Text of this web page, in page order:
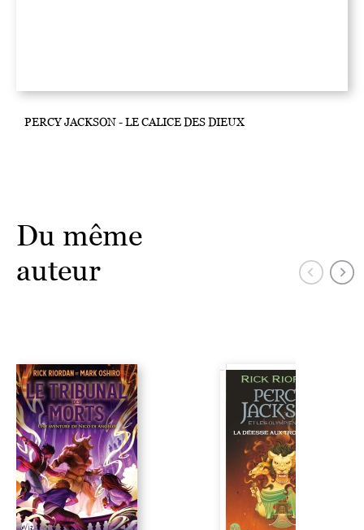
PERCY JACKSON - LE CALICE DES DIEUX
Du même
auteur